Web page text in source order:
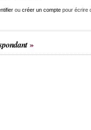
ou créer un compte pour écrire